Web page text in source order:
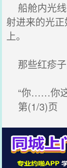
船舱内光线
射进来的光
上。
那些红疹子
“你……你这
第(1/3)页